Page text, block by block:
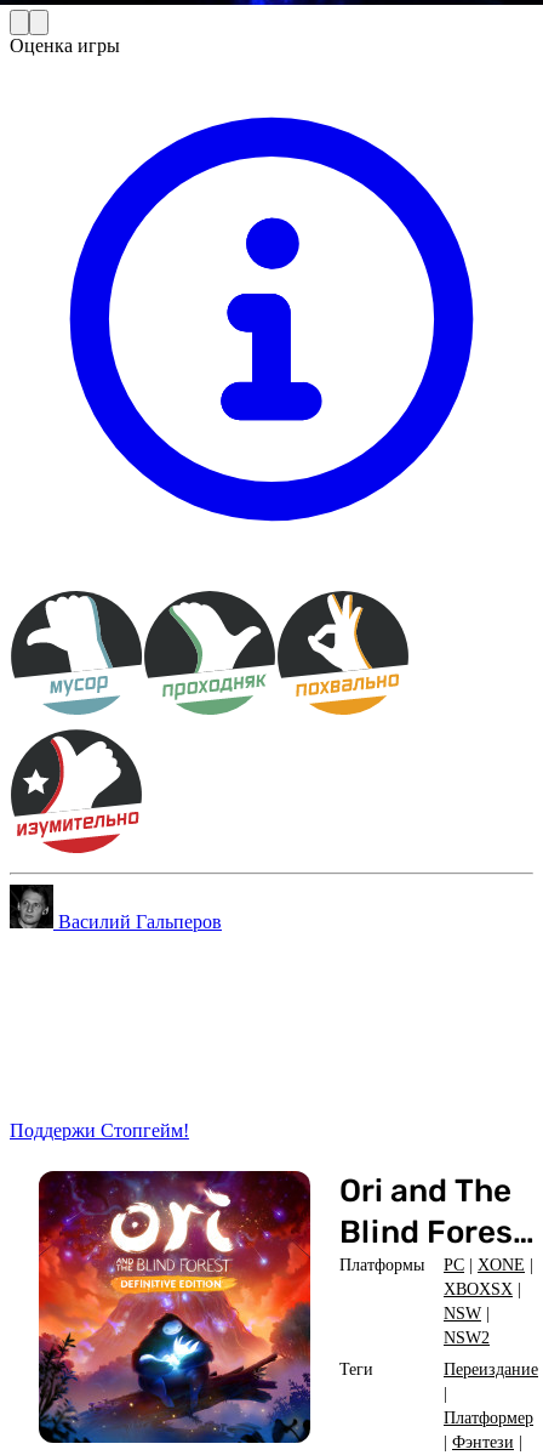
Оценка игры
Василий Гальперов
Поддержи Стопгейм!
Ori and The
Blind Forest:
Definitive
Edition
Платформы PC | XONE |
XBOXSX |
NSW |
NSW2
Теги
Переиздание
|
Платформер
| Фэнтези |